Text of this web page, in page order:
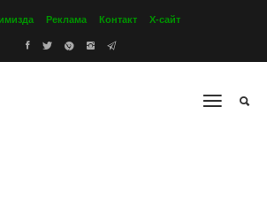
Реклама Контакт Х-сайт